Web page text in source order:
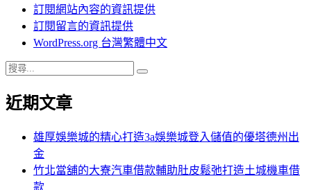
訂閱網站內容的資訊提供
訂閱留言的資訊提供
WordPress.org 台灣繁體中文
搜
關
近期文章
雄厚娛樂城的精心打造3a娛樂城登入儲值的優塔德州出
金
竹北當舖的大寮汽車借款輔助肚皮鬆弛打造土城機車借
款